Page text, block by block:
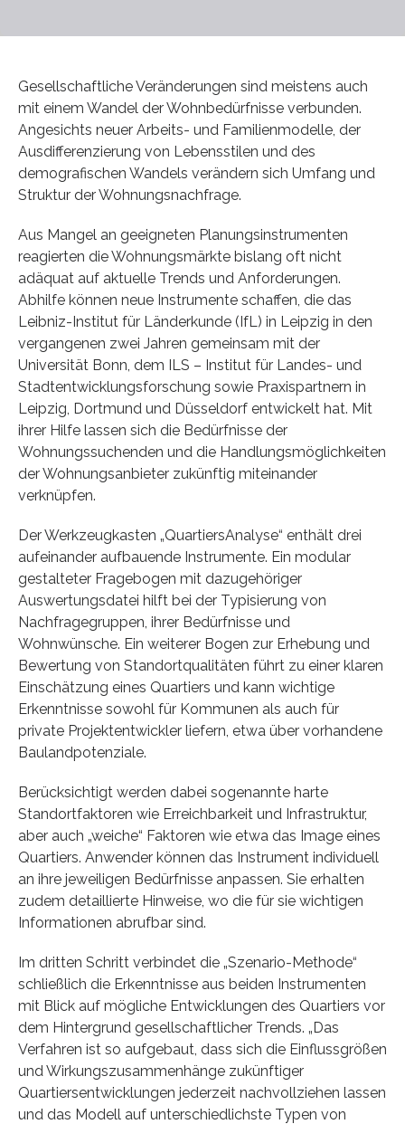
Gesellschaftliche Veränderungen sind meistens auch
mit einem Wandel der Wohnbedürfnisse verbunden.
Angesichts neuer Arbeits- und Familienmodelle, der
Ausdifferenzierung von Lebensstilen und des
demografischen Wandels verändern sich Umfang und
Struktur der Wohnungsnachfrage.
Aus Mangel an geeigneten Planungsinstrumenten
reagierten die Wohnungsmärkte bislang oft nicht
adäquat auf aktuelle Trends und Anforderungen.
Abhilfe können neue Instrumente schaffen, die das
Leibniz-Institut für Länderkunde (IfL) in Leipzig in den
vergangenen zwei Jahren gemeinsam mit der
Universität Bonn, dem ILS – Institut für Landes- und
Stadtentwicklungsforschung sowie Praxispartnern in
Leipzig, Dortmund und Düsseldorf entwickelt hat. Mit
ihrer Hilfe lassen sich die Bedürfnisse der
Wohnungssuchenden und die Handlungsmöglichkeiten
der Wohnungsanbieter zukünftig miteinander
verknüpfen.
Der Werkzeugkasten „QuartiersAnalyse“ enthält drei
aufeinander aufbauende Instrumente. Ein modular
gestalteter Fragebogen mit dazugehöriger
Auswertungsdatei hilft bei der Typisierung von
Nachfragegruppen, ihrer Bedürfnisse und
Wohnwünsche. Ein weiterer Bogen zur Erhebung und
Bewertung von Standortqualitäten führt zu einer klaren
Einschätzung eines Quartiers und kann wichtige
Erkenntnisse sowohl für Kommunen als auch für
private Projektentwickler liefern, etwa über vorhandene
Baulandpotenziale.
Berücksichtigt werden dabei sogenannte harte
Standortfaktoren wie Erreichbarkeit und Infrastruktur,
aber auch „weiche“ Faktoren wie etwa das Image eines
Quartiers. Anwender können das Instrument individuell
an ihre jeweiligen Bedürfnisse anpassen. Sie erhalten
zudem detaillierte Hinweise, wo die für sie wichtigen
Informationen abrufbar sind.
Im dritten Schritt verbindet die „Szenario-Methode“
schließlich die Erkenntnisse aus beiden Instrumenten
mit Blick auf mögliche Entwicklungen des Quartiers vor
dem Hintergrund gesellschaftlicher Trends. „Das
Verfahren ist so aufgebaut, dass sich die Einflussgrößen
und Wirkungszusammenhänge zukünftiger
Quartiersentwicklungen jederzeit nachvollziehen lassen
und das Modell auf unterschiedlichste Typen von